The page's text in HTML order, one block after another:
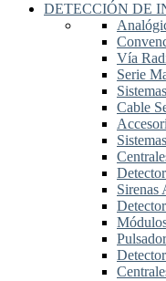
DETECCIÓN DE
Vía
Serie
Cable
Sirenas